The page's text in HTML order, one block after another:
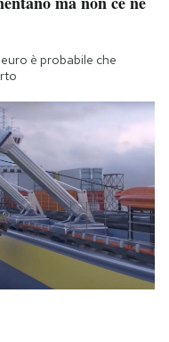
è probabile che